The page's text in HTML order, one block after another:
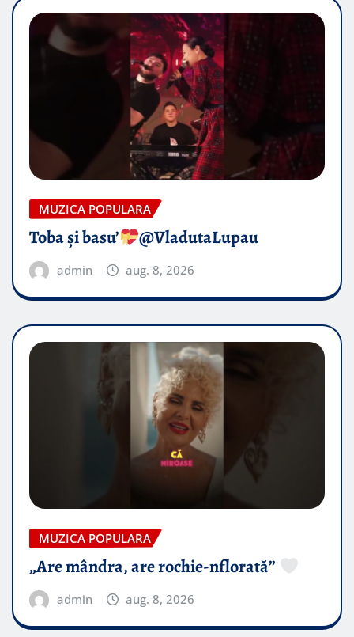
MUZICA POPULARA
Toba și basu’ @VladutaLupau
admin aug. 8, 2026
MUZICA POPULARA
„Are mândra, are rochie-nflorată”
admin aug. 8, 2026